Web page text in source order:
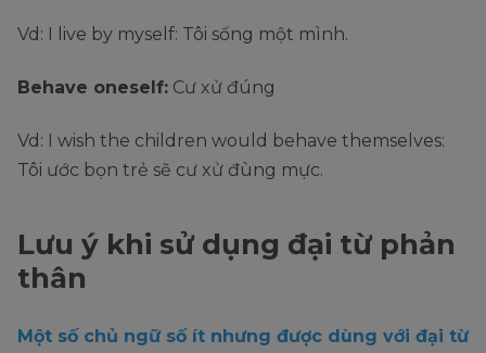
Vd: I live by myself: Tôi sống một mình.
Behave oneself: Cư xử đúng
Vd: I wish the children would behave themselves:
Tôi ước bọn trẻ sẽ cư xử đùng mực.
Lưu ý khi sử dụng đại từ phản
thân
Một số chủ ngữ số ít nhưng được dùng với đại từ